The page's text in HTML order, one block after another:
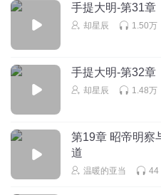
手提大明-第31章
却星辰 1.50万
手提大明-第32章
却星辰 1.48万
第19章 昭帝明察
道
温暖的亚当 44